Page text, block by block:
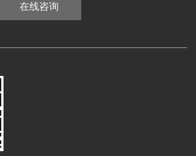
在线咨询